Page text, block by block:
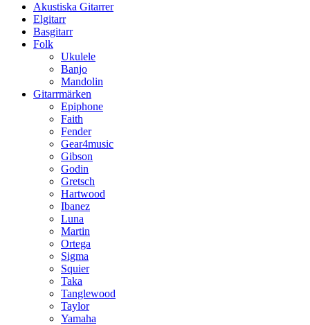
Akustiska Gitarrer
Elgitarr
Basgitarr
Folk
Ukulele
Banjo
Mandolin
Gitarrmärken
Epiphone
Faith
Fender
Gear4music
Gibson
Godin
Gretsch
Hartwood
Ibanez
Luna
Martin
Ortega
Sigma
Squier
Taka
Tanglewood
Taylor
Yamaha